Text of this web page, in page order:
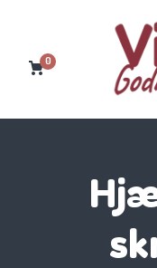
0